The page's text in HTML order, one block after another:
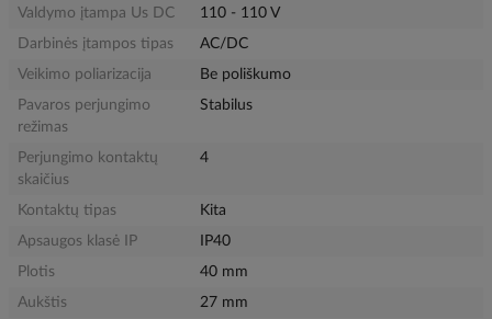
Valdymo įtampa Us DC
110 - 110 V
Darbinės įtampos tipas
AC/DC
Veikimo poliarizacija
Be poliškumo
Pavaros perjungimo
režimas
Stabilus
Perjungimo kontaktų
skaičius
4
Kontaktų tipas
Kita
Apsaugos klasė IP
IP40
Plotis
40 mm
Aukštis
27 mm